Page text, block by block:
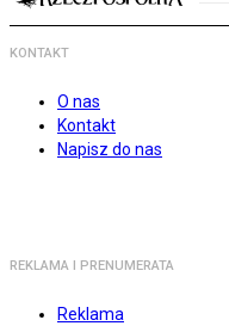
KONTAKT
O nas
Kontakt
Napisz do nas
REKLAMA I PRENUMERATA
Reklama